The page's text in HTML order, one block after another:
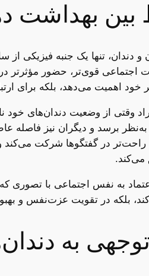
بین بهداشت
دندان، تنها یک جنبه فیزیکی
اجتماعی قوی‌تر، حضور مؤثرتر
خود اهمیت می‌دهد، بلکه برای
وقتی از وضعیت دندان‌های خود
به‌نظر برسد و دیگران نیز فاصله
راحت‌تر در گفتگوها شرکت می‌کند
به نفس اجتماعی با تصوری
بلکه در تقویت عزت‌نفس و
به